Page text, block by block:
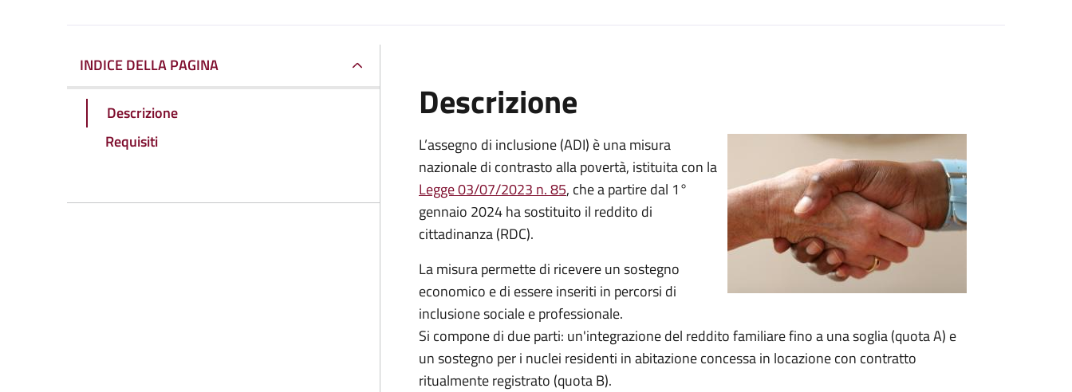
INDICE DELLA PAGINA
Descrizione
Requisiti
Descrizione
L’assegno di inclusione (ADI) è una misura
nazionale di contrasto alla povertà, istituita con la
Legge 03/07/2023 n. 85, che a partire dal 1°
gennaio 2024 ha sostituito il reddito di
cittadinanza (RDC).
La misura permette di ricevere un sostegno
economico e di essere inseriti in percorsi di
inclusione sociale e professionale.
Si compone di due parti: un'integrazione del reddito familiare fino a una soglia (quota A) e
un sostegno per i nuclei residenti in abitazione concessa in locazione con contratto
ritualmente registrato (quota B).